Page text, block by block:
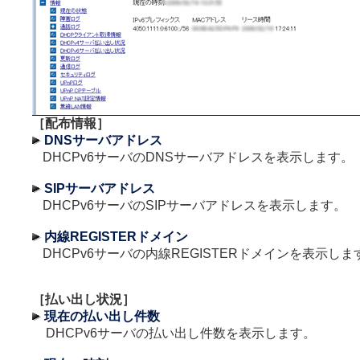
［配布情報］
DNSサーバアドレス
DHCPv6サーバのDNSサーバアドレスを表示します。
SIPサーバアドレス
DHCPv6サーバのSIPサーバアドレスを表示します。
内線REGISTERドメイン
DHCPv6サーバの内線REGISTERドメインを表示しま
［払い出し状況］
現在の払い出し件数
DHCPv6サーバの払い出し件数を表示します。